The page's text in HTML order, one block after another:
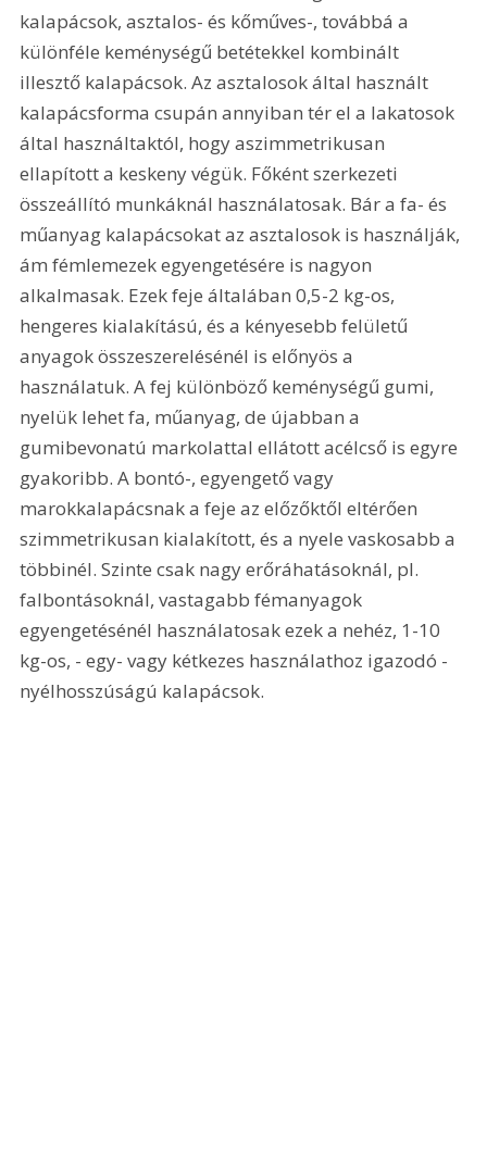
kalapácsok, asztalos- és kőműves-, továbbá a
különféle keménységű betétekkel kombinált
illesztő kalapácsok. Az asztalosok által használt
kalapácsforma csupán annyiban tér el a lakatosok
által használtaktól, hogy aszimmetrikusan
ellapított a keskeny végük. Főként szerkezeti
összeállító munkáknál használatosak. Bár a fa- és
műanyag kalapácsokat az asztalosok is használják,
ám fémlemezek egyengetésére is nagyon
alkalmasak. Ezek feje általában 0,5-2 kg-os,
hengeres kialakítású, és a kényesebb felületű
anyagok összeszerelésénél is előnyös a
használatuk. A fej különböző keménységű gumi,
nyelük lehet fa, műanyag, de újabban a
gumibevonatú markolattal ellátott acélcső is egyre
gyakoribb. A bontó-, egyengető vagy
marokkalapácsnak a feje az előzőktől eltérően
szimmetrikusan kialakított, és a nyele vaskosabb a
többinél. Szinte csak nagy erőráhatásoknál, pl.
falbontásoknál, vastagabb fémanyagok
egyengetésénél használatosak ezek a nehéz, 1-10
kg-os, - egy- vagy kétkezes használathoz igazodó -
nyélhosszúságú kalapácsok.